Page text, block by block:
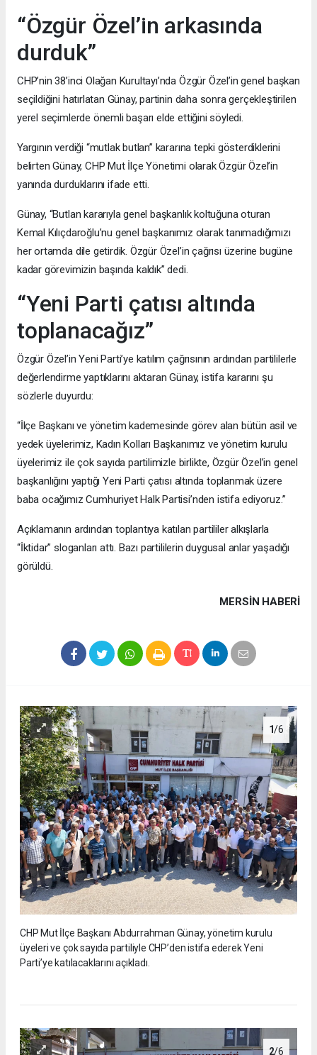
“Özgür Özel’in arkasında
durduk”
CHP’nin 38’inci Olağan Kurultayı’nda Özgür Özel’in genel başkan
seçildiğini hatırlatan Günay, partinin daha sonra gerçekleştirilen
yerel seçimlerde önemli başarı elde ettiğini söyledi.
Yargının verdiği “mutlak butlan” kararına tepki gösterdiklerini
belirten Günay, CHP Mut İlçe Yönetimi olarak Özgür Özel’in
yanında durduklarını ifade etti.
Günay, “Butlan kararıyla genel başkanlık koltuğuna oturan
Kemal Kılıçdaroğlu’nu genel başkanımız olarak tanımadığımızı
her ortamda dile getirdik. Özgür Özel’in çağrısı üzerine bugüne
kadar görevimizin başında kaldık” dedi.
“Yeni Parti çatısı altında
toplanacağız”
Özgür Özel’in Yeni Parti’ye katılım çağrısının ardından partililerle
değerlendirme yaptıklarını aktaran Günay, istifa kararını şu
sözlerle duyurdu:
“İlçe Başkanı ve yönetim kademesinde görev alan bütün asil ve
yedek üyelerimiz, Kadın Kolları Başkanımız ve yönetim kurulu
üyelerimiz ile çok sayıda partilimizle birlikte, Özgür Özel’in genel
başkanlığını yaptığı Yeni Parti çatısı altında toplanmak üzere
baba ocağımız Cumhuriyet Halk Partisi’nden istifa ediyoruz.”
Açıklamanın ardından toplantıya katılan partililer alkışlarla
“İktidar” sloganları attı. Bazı partililerin duygusal anlar yaşadığı
görüldü.
MERSIN HABERİ
1/6
CHP Mut İlçe Başkanı Abdurrahman Günay, yönetim kurulu
üyeleri ve çok sayıda partiliyle CHP’den istifa ederek Yeni
Parti’ye katılacaklarını açıkladı.
2/6